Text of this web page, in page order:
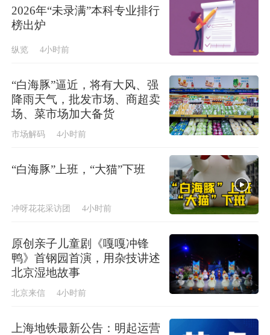
2026年“未录满”本科专业排行
榜出炉
纵览 4小时前
“白海豚”逼近，将有大风、强
降雨天气，批发市场、商超卖
场、菜市场加大备货
市场解码 4小时前
“白海豚”上班，“大猫”下班
冲呀花花采访团 4小时前
原创亲子儿童剧《嘎嘎冲锋
鸭》首钢园首演，用杂技讲述
北京湿地故事
北京来信 4小时前
上海地铁最新公告：明起运营